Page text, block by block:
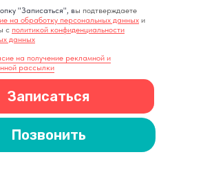
"Записаться", вы подтверждаете
на обработку персональных данных и
с политикой конфиденциальности
данных
на получение рекламной и
рассылки
Записаться
Позвонить